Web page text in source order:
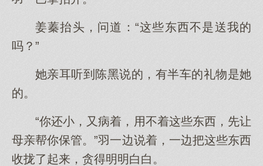
姜蓁抬头，问道：“这些东西不是送我的
吗？”
她亲耳听到陈黑说的，有半车的礼物是她
的。
“你还小，又病着，用不着这些东西，先让
母亲帮你保管。”羽一边说着，一边把这些东西
收拢了起来，贪得明明白白。